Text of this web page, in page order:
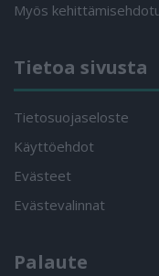
Myös
Tietoa sivusta
Tietosuojaseloste
Käyttöehdot
Evästeet
Evästevalinnat
Palaute